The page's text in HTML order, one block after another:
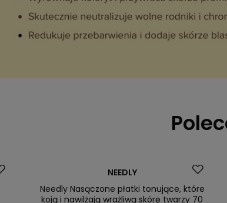
NEEDLY
Needly Nasączone płatki tonujące, które
koją i nawilżają wrażliwą skórę twarzy 70